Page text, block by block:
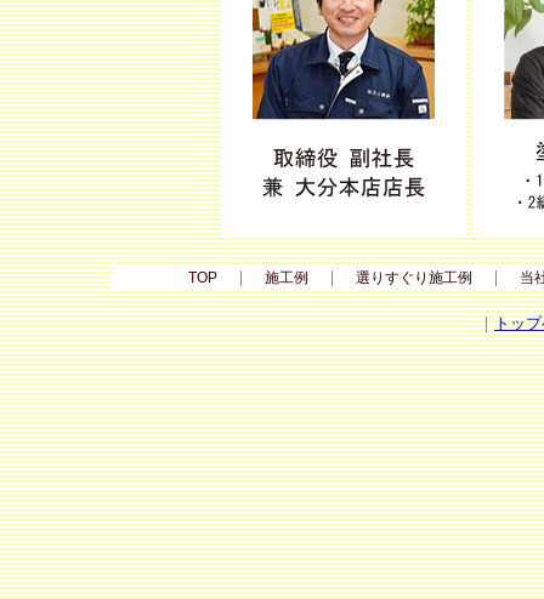
TOP｜ 施工例 ｜ 選りすぐり施工例 ｜ 当
｜トッ